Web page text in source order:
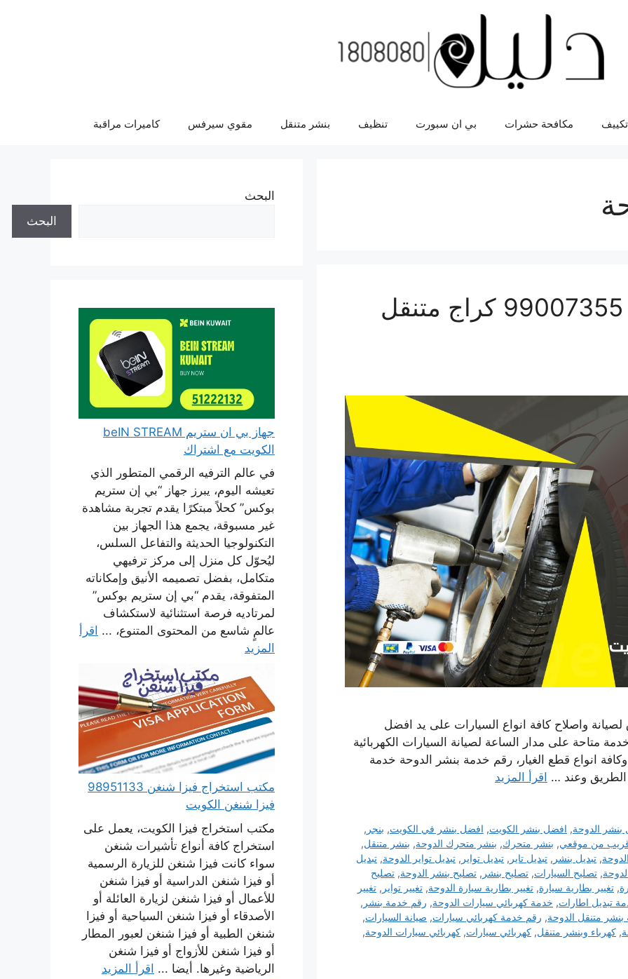
تكييف مكافحة حشرات بي ان سبورت تنظيف بنشر متنقل مقوي سيرفس كاميرات مراقبة
رقم خدمة بنشر الدوحة 99007355 كراج متنقل
واصلاح كافة انواع السيارات على يد افضل
متاحة على مدار الساعة لصيانة السيارات الكهربائية
وكافة انواع قطع الغيار، رقم خدمة بنشر الدوحة خدمة
وعند … اقرأ المزيد
الدوحة, افضل بنشر الكويت, افضل بنشر في الكويت, بنجر ,
من موقعي, بنشر متحرك, بنشر متحرك الدوحة, بنشر متنقل,
, تبديل بنشر , تبديل تاير , تبديل تواير , تبديل تواير الدوحة, تبديل
, تصليح السيارات, تصليح بنشر , تصليح بنشر الدوحة, تصليح
, تغيير بطارية سيارة, تغيير بطارية سيارة الدوحة, تغيير تواير , تغيير
تبديل اطارات, خدمة كهربائي سيارات الدوحة, رقم خدمة بنشر ,
متنقل الدوحة, رقم خدمة كهربائي سيارات, صيانة السيارات,
, كهرباء وبنشر متنقل, كهربائي سيارات, كهربائي سيارات الدوحة,
البحث
البحث
جهاز بي ان ستريم beIN STREAM
الكويت مع اشتراك
في عالم الترفيه الرقمي المتطور الذي
تعيشه اليوم، يبرز جهاز “بي إن ستريم
بوكس” كحلاً مبتكرًا يقدم تجربة مشاهدة
غير مسبوقة، يجمع هذا الجهاز بين
التكنولوجيا الحديثة والتفاعل السلس،
ليُحوّل كل منزل إلى مركز ترفيهي
متكامل، بفضل تصميمه الأنيق وإمكاناته
المتفوقة، يقدم “بي إن ستريم بوكس”
لمرتاديه فرصة استثنائية لاستكشاف
عالمٍ شاسع من المحتوى المتنوع، ... اقرأ
المزيد
مكتب استخراج فيزا شنغن 98951133
فيزا شنغن الكويت
مكتب استخراج فيزا الكويت، يعمل على
استخراج كافة أنواع تأشيرات شنغن
سواء كانت فيزا شنغن للزيارة الرسمية
أو فيزا شنغن الدراسية أو فيزا شنغن
للأعمال أو فيزا شنغن لزيارة العائلة أو
الأصدقاء أو فيزا شنغن السياحية أو فيزا
شنغن الطبية أو فيزا شنغن لعبور المطار
أو فيزا شنغن للأزواج أو فيزا شنغن
الرياضية وغيرها. أيضا ... اقرأ المزيد